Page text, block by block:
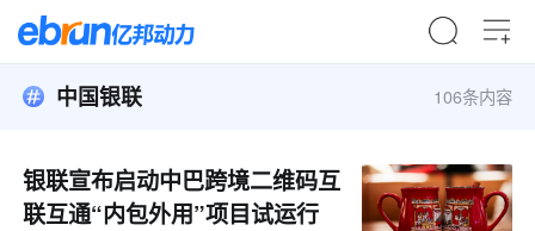
中国银联 106条内容
银联宣布启动中巴跨境二维码互
联互通“内包外用”项目试运行